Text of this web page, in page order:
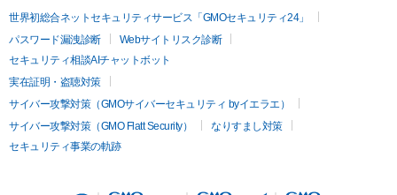
世界初総合ネットセキュリティサービス「GMOセキュリティ24」
パスワード漏洩診断
Webサイトリスク診断
セキュリティ相談AIチャットボット
実在証明・盗聴対策
サイバー攻撃対策（GMOサイバーセキュリティ byイエラエ）
サイバー攻撃対策（GMO Flatt Security）
なりすまし対策
セキュリティ事業の軌跡